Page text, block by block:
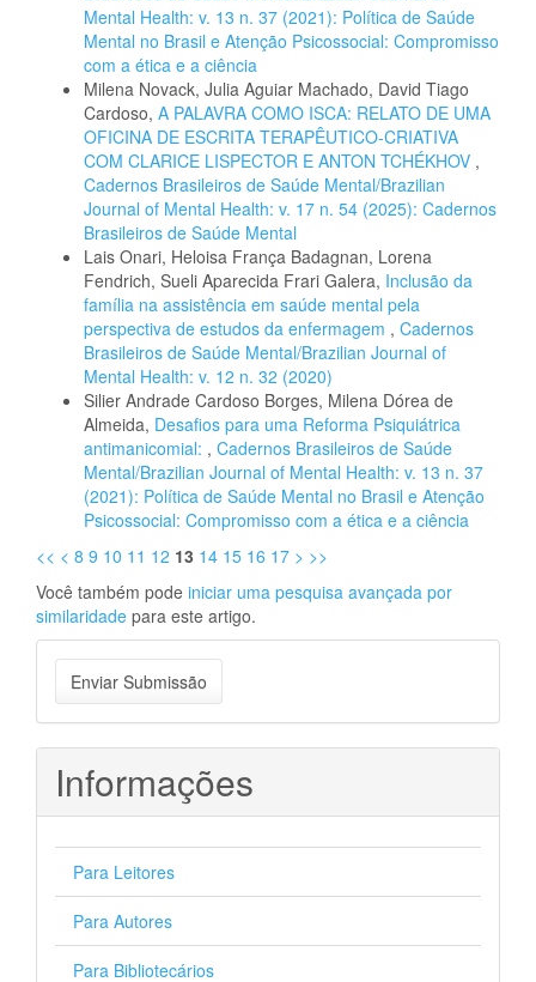
Mental Health: v. 13 n. 37 (2021): Política de Saúde
Mental no Brasil e Atenção Psicossocial: Compromisso
com a ética e a ciência
Milena Novack, Julia Aguiar Machado, David Tiago
Cardoso, A PALAVRA COMO ISCA: RELATO DE UMA
OFICINA DE ESCRITA TERAPÊUTICO-CRIATIVA
COM CLARICE LISPECTOR E ANTON TCHÉKHOV ,
Cadernos Brasileiros de Saúde Mental/Brazilian
Journal of Mental Health: v. 17 n. 54 (2025): Cadernos
Brasileiros de Saúde Mental
Lais Onari, Heloisa França Badagnan, Lorena
Fendrich, Sueli Aparecida Frari Galera, Inclusão da
família na assistência em saúde mental pela
perspectiva de estudos da enfermagem , Cadernos
Brasileiros de Saúde Mental/Brazilian Journal of
Mental Health: v. 12 n. 32 (2020)
Silier Andrade Cardoso Borges, Milena Dórea de
Almeida, Desafios para uma Reforma Psiquiátrica
antimanicomial: , Cadernos Brasileiros de Saúde
Mental/Brazilian Journal of Mental Health: v. 13 n. 37
(2021): Política de Saúde Mental no Brasil e Atenção
Psicossocial: Compromisso com a ética e a ciência
<< < 8 9 10 11 12 13 14 15 16 17 > >>
Você também pode iniciar uma pesquisa avançada por
similaridade para este artigo.
Enviar
Submissão
Enviar Submissão
Informações
Para Leitores
Para Autores
Para Bibliotecários